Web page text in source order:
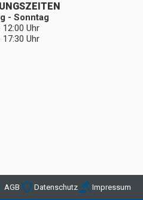
- Sonntag
12:00 Uhr
17:30 Uhr
AGB Datenschutz Impressum